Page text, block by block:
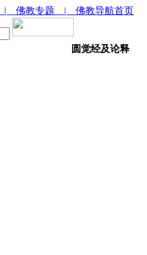
| 佛教专题 | 佛教导航首页
圆觉经及论释